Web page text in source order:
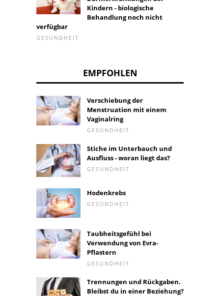
Kindern - biologische
Behandlung noch nicht
verfügbar
GESUNDHEIT
EMPFOHLEN
Verschiebung der
Menstruation mit einem
Vaginalring
GESUNDHEIT
Stiche im Unterbauch und
Ausfluss - woran liegt das?
GESUNDHEIT
Hodenkrebs
GESUNDHEIT
Taubheitsgefühl bei
Verwendung von Evra-
Pflastern
GESUNDHEIT
Trennungen und Rückgaben.
Bleibst du in einer Beziehung?